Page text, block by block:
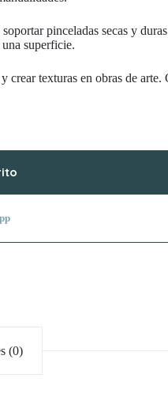
pinceladas secas y
superficie.
crear texturas en obras de
(0)